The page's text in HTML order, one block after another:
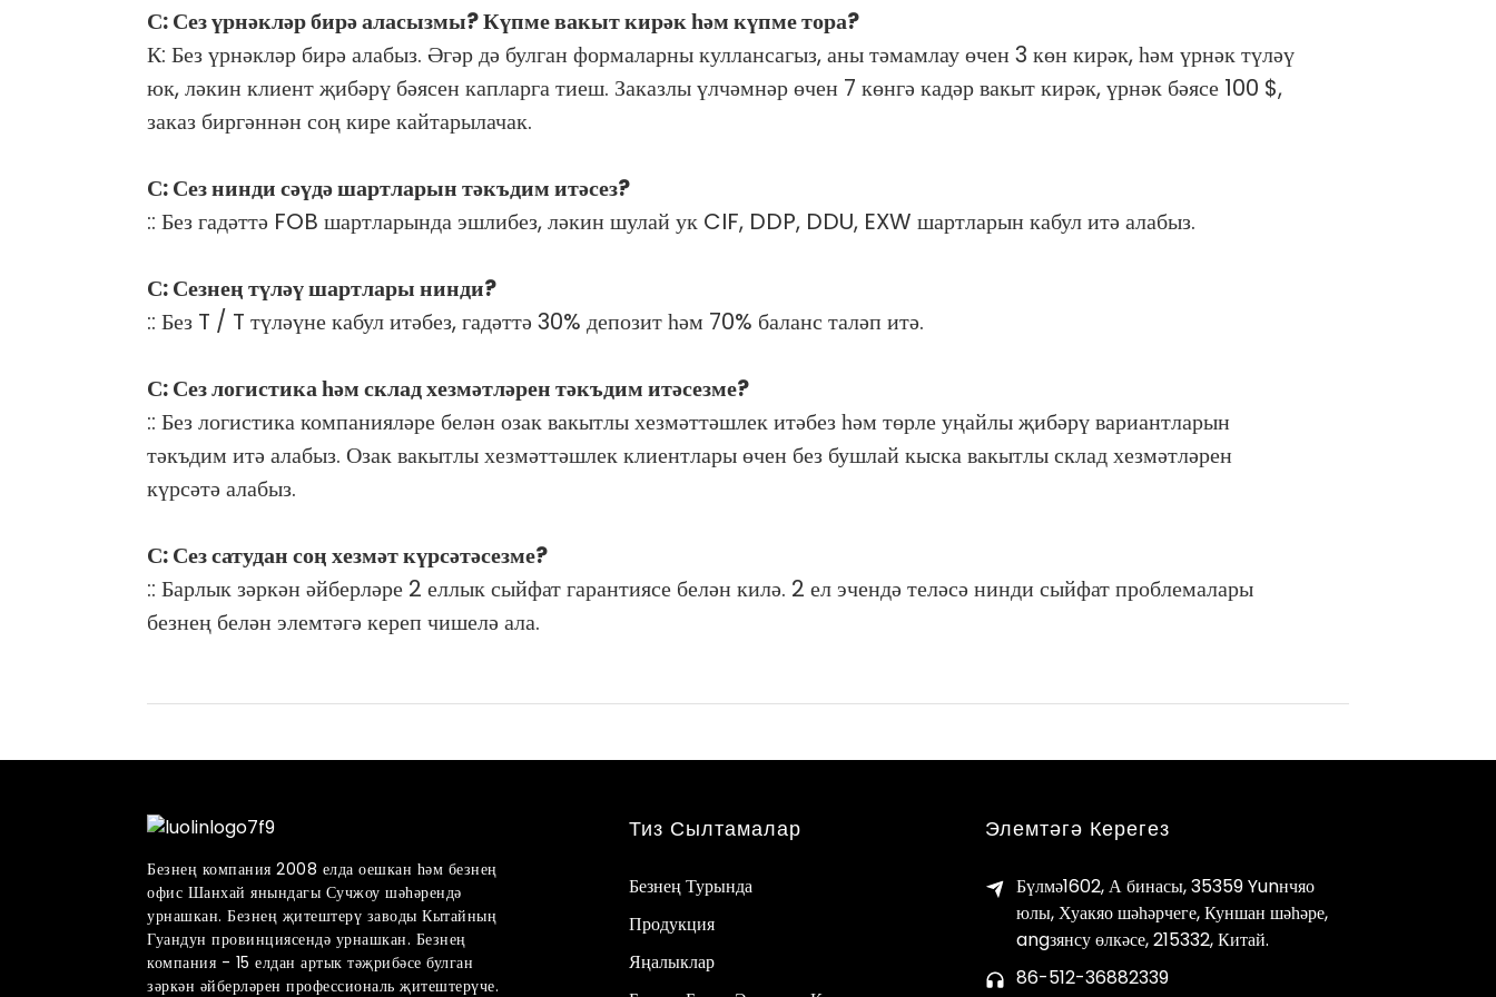
С: Сез үрнәкләр бирә аласызмы? Күпме вакыт кирәк һәм күпме тора?
К: Без үрнәкләр бирә алабыз. Әгәр дә булган формаларны куллансагыз, аны тәмамлау өчен 3 көн кирәк, һәм үрнәк түләү
юк, ләкин клиент җибәрү бәясен капларга тиеш. Заказлы үлчәмнәр өчен 7 көнгә кадәр вакыт кирәк, үрнәк бәясе 100 $,
заказ биргәннән соң кире кайтарылачак.
С: Сез нинди сәүдә шартларын тәкъдим итәсез?
:: Без гадәттә FOB шартларында эшлибез, ләкин шулай ук ​​CIF, DDP, DDU, EXW шартларын кабул итә алабыз.
С: Сезнең түләү шартлары нинди?
:: Без T / T түләүне кабул итәбез, гадәттә 30% депозит һәм 70% баланс таләп итә.
С: Сез логистика һәм склад хезмәтләрен тәкъдим итәсезме?
:: Без логистика компанияләре белән озак вакытлы хезмәттәшлек итәбез һәм төрле уңайлы җибәрү вариантларын
тәкъдим итә алабыз. Озак вакытлы хезмәттәшлек клиентлары өчен без бушлай кыска вакытлы склад хезмәтләрен
күрсәтә алабыз.
С: Сез сатудан соң хезмәт күрсәтәсезме?
:: Барлык зәркән әйберләре 2 еллык сыйфат гарантиясе белән килә. 2 ел эчендә теләсә нинди сыйфат проблемалары
безнең белән элемтәгә кереп чишелә ала.
Безнең компания 2008 елда оешкан һәм безнең
офис Шанхай янындагы Сучжоу шәһәрендә
урнашкан. Безнең җитештерү заводы Кытайның
Гуандун провинциясендә урнашкан. Безнең
компания - 15 елдан артык тәҗрибәсе булган
зәркән әйберләрен профессиональ җитештерүче.
Тиз Сылтамалар
Безнең Турында
Продукция
Яңалыклар
Элемтәгә Керегез
Бүлмә1602, А бинасы, 35359 Yunнчяо
юлы, Хуакяо шәһәрчеге, Куншан шәһәре,
angзянсу өлкәсе, 215332, Китай.
86-512-36882339